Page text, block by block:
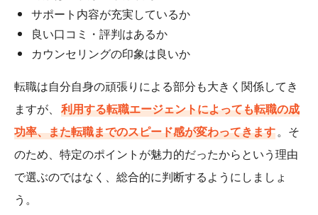
サポート内容が充実しているか
良い口コミ・評判はあるか
カウンセリングの印象は良いか
転職は自分自身の頑張りによる部分も大きく関係してき
ますが、 利用する転職エージェントによっても転職の成
功率、また転職までのスピード感が変わってきます。そ
のため、特定のポイントが魅力的だったからという理由
で選ぶのではなく、総合的に判断するようにしましょ
う。